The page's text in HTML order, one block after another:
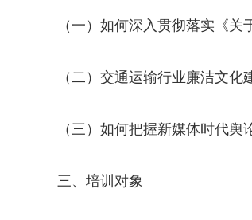
（一）如何深入贯彻落实《
（二）交通运输行业廉洁文化
（三）如何把握新媒体时代舆
三、培训对象